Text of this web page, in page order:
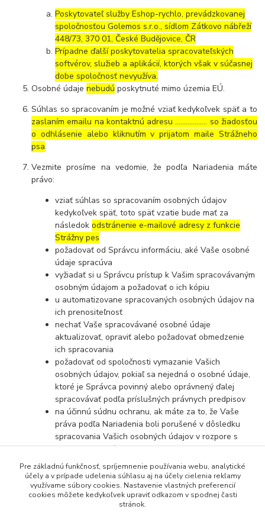
Poskytovateľ služby Eshop-rychlo, prevádzkovanej
spoločnosťou Golemos s.r.o., sídlom Zátkovo nábřeží
448/73, 370 01, České Budějovice, ČR
Prípadne ďalší poskytovatelia spracovateľských
softvérov, služieb a aplikácií, ktorých však v súčasnej
dobe spoločnosť nevyužíva.
Osobné údajenebudú poskytnuté mimo územia EÚ.
Súhlas so spracovaním je možné vziať kedykoľvek späť a to
zaslaním emailu na kontaktnú adresu ..……………. so žiadosťou
o odhlásenie alebo kliknutím v prijatom maile Strážneho
psa.
Vezmite prosíme na vedomie, že podľa Nariadenia máte
právo:
vziať súhlas so spracovaním osobných údajov
kedykoľvek späť, toto späť vzatie bude mať za
následokodstránenie e-mailové adresy z funkcie
Strážny pes
požadovať od Správcu informáciu, aké Vaše osobné
údaje spracúva
vyžiadať si u Správcu prístup k Vašim spracovávaným
osobným údajom a požadovať o ich kópiu
u automatizovane spracovaných osobných údajov na
ich prenositeľnosť
nechať Vaše spracovávané osobné údaje
aktualizovať, opraviť alebo požadovať obmedzenie
ich spracovania
požadovať od spoločnosti vymazanie Vašich
osobných údajov, pokiaľ sa nejedná o osobné údaje,
ktoré je Správca povinný alebo oprávnený ďalej
spracovávať podľa príslušných právnych predpisov
na účinnú súdnu ochranu, ak máte za to, že Vaše
práva podľa Nariadenia boli porušené v dôsledku
spracovania Vašich osobných údajov v rozpore s
týmto Nariadením
v prípade pochybností o dodržiavaní povinností
súvisiacich so spracovaním osobných údajov sa
obrátiť na Správcu alebo na Úrad na ochranu
osobných údajov
Pre základnú funkčnosť, spríjemnenie používania webu, analytické
účely a v prípade udelenia súhlasu aj na účely cielenia reklamy
využívame súbory cookies. Nastavenie vlastných preferencií
cookies môžete kedykoľvek upraviť odkazom v spodnej časti
stránok.